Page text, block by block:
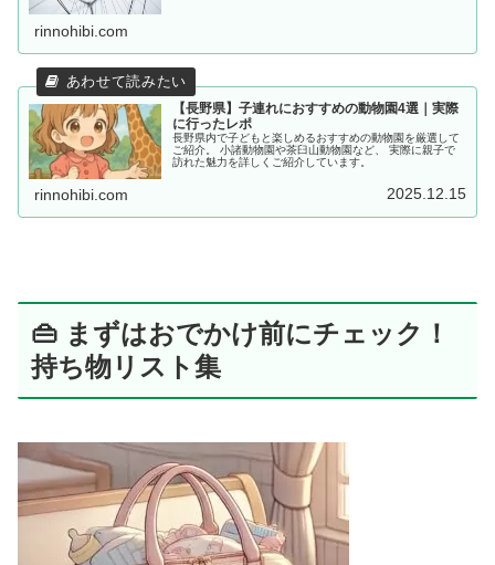
rinnohibi.com
【長野県】子連れにおすすめの動物園4選｜実際
に行ったレポ
長野県内で子どもと楽しめるおすすめの動物園を厳選して
ご紹介。 小諸動物園や茶臼山動物園など、 実際に親子で
訪れた魅力を詳しくご紹介しています。
rinnohibi.com 2025.12.15
👜 まずはおでかけ前にチェック！
持ち物リスト集